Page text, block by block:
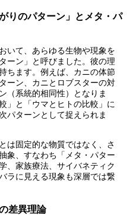
りのパターン」とメタ・パ
いて、あらゆる生物や現象を
ーン」と呼びました。彼の理
ちます。例えば、カニの体節
ーン、カニとロブスターの対
（系統的相同性）となりま
」と「ウマとヒトの比較」に
パターンとして捉えられま
は固定的な物質ではなく、さ
象、すなわち「メタ・パター
、家族療法、サイバネティク
ラに見える現象も深層では繋
差異理論